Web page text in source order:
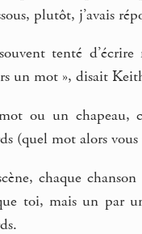
plutôt, j’avais
tenté
un mot », disait
ou un chapeau,
(quel mot alors
chaque
toi, mais un par